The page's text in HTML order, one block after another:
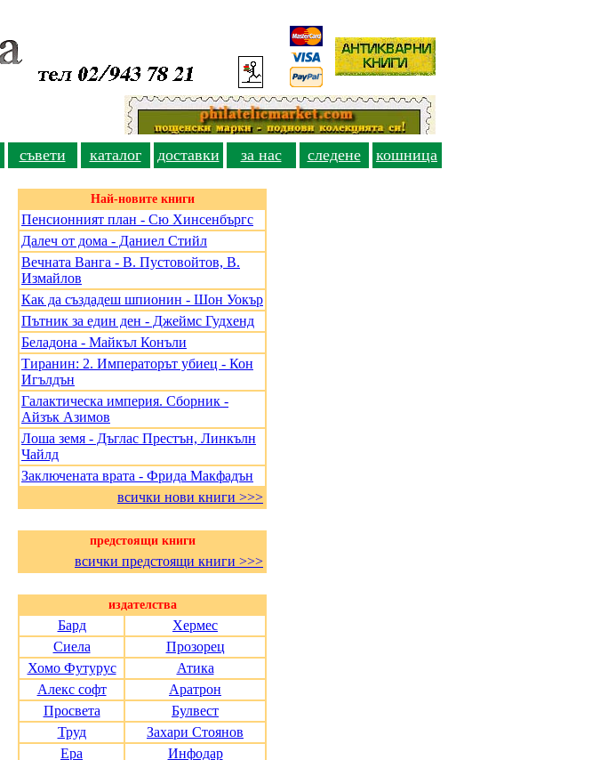
съвети каталог доставки за нас следене
кошница
Най-новите книги
Пенсионният план - Сю Хинсенбъргс
Далеч от дома - Даниел Стийл
Вечната Ванга - В. Пустовойтов, В.
Измайлов
Как да създадеш шпионин - Шон Уокър
Пътник за един ден - Джеймс Гудхенд
Беладона - Майкъл Конъли
Тиранин: 2. Императорът убиец - Кон
Игълдън
Галактическа империя. Сборник -
Айзък Азимов
Лоша земя - Дъглас Престън, Линкълн
Чайлд
Заключената врата - Фрида Макфадън
всички нови книги >>>
предстоящи книги
всички предстоящи книги >>>
издателства
Бард
Хермес
Сиела
Прозорец
Хомо Футурус
Атика
Алекс софт
Аратрон
Просвета
Булвест
Труд
Захари Стоянов
Ера
Инфодар